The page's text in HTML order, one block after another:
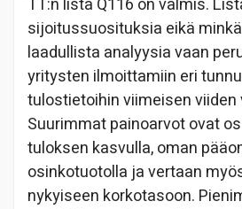
TT:n lista Q116 on valmis.
sijoitussuosituksia eikä
laadullista analyysia vaan
yritysten ilmoittamiin eri
tulostietoihin viimeisen viiden
Suurimmat painoarvot ovat
tuloksen kasvulla, oman
osinkotuotolla ja vertaan
nykyiseen korkotasoon.